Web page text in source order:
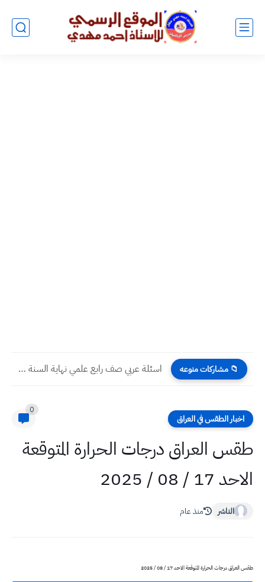
📁 مشاركات منوعه اسئلة عربي صف رابع علمي نهاية السنة 2023
اخبار الطقس في العراق
0
طقس العراق درجات الحرارة المتوقعة
الاحد 17 / 08 / 2025
الناشر منذ عام
طقس العراق درجات الحرارة المتوقعة الاحد 17 / 08 / 2025